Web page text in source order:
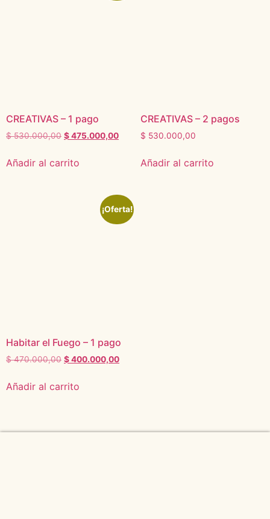
CREATIVAS – 1 pago
$530.000,00 $475.000,00
Añadir al carrito
CREATIVAS – 2 pagos
$ 530.000,00
Añadir al carrito
¡Oferta!
Habitar el Fuego – 1 pago
$470.000,00 $400.000,00
Añadir al carrito